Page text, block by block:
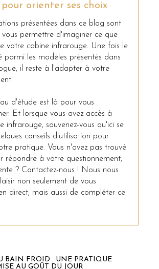
orienter ses choix
présentées dans ce blog sont
vous permettre d'imaginer ce que
votre cabine infrarouge. Une fois le
parmi les modèles présentés dans
il reste à l'adapter à votre
d'étude est là pour vous
Et lorsque vous avez accès à
infrarouge, souvenez-vous qu'ici se
conseils d'utilisation pour
pratique. Vous n'avez pas trouvé
répondre à votre questionnement,
? Contactez-nous ! Nous nous
non seulement de vous
direct, mais aussi de compléter ce
BAIN FROID : UNE PRATIQUE
AU GOÛT DU JOUR